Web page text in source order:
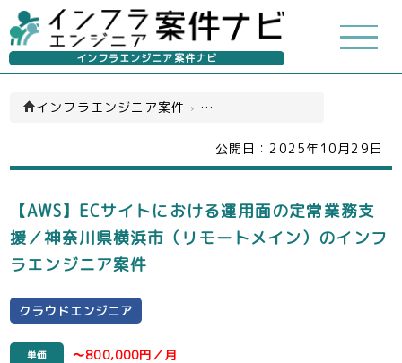
インフラエンジニア案件ナビ
インフラエンジニア案件 › クラウドエンジニア(一覧)
公開日： 2025年10月29日
【AWS】ECサイトにおける運用面の定常業務支
援／神奈川県横浜市（リモートメイン）のインフ
ラエンジニア案件
クラウドエンジニア
単価 〜800,000円／月